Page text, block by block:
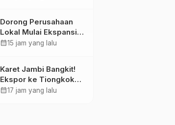
Dorong Perusahaan
Lokal Mulai Ekspansi
Pasar Modal, BEI Gelar
Opportunity” di Jambi
calendar_month15 jam yang lalu
Karet Jambi Bangkit!
Ekspor ke Tiongkok
Tembus US$5,57 Juta
calendar_month17 jam yang lalu